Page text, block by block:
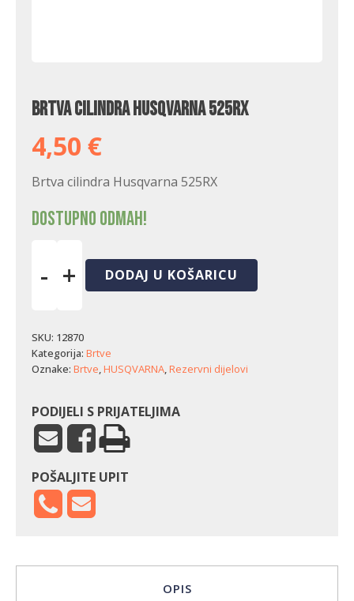
Brtva cilindra Husqvarna 525RX
4,50 €
Brtva cilindra Husqvarna 525RX
Dostupno odmah!
-
525RX
količina
+ DODAJ U KOŠARICU
SKU: 12870
Kategorija: Brtve
Oznake: Brtve,HUSQVARNA,Rezervni dijelovi
PODIJELI S PRIJATELJIMA
POŠALJITE UPIT
OPIS